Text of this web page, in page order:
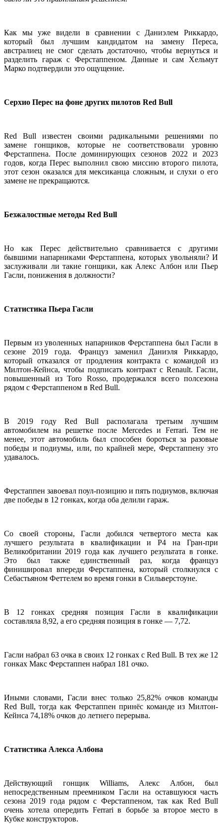
Как мы уже видели в сравнении с Даниэлем Риккардо,
который был лучшим кандидатом на замену Переса,
австралиец не смог сделать достаточно, чтобы вернуться и
разделить гараж с Ферстаппеном. Данные и сам Хельмут
Марко подтвердили это ощущение.
Серхио Перес на фоне других пилотов Red Bull
Red Bull известен своими радикальными решениями по
замене гонщиков, которые не соответствовали уровню
Ферстаппена. После доминирующих сезонов 2022 и 2023
годов, когда Перес выполнил свою миссию второго пилота,
этот сезон оказался для мексиканца сложным, и слухи о его
замене не прекращаются.
Безжалостные методы Red Bull
Но как Перес действительно сравнивается с другими
бывшими напарниками Ферстаппена, которых увольняли? И
заслуживали ли такие гонщики, как Алекс Албон или Пьер
Гасли, понижения в должности?
Статистика Пьера Гасли
Первым из уволенных напарников Ферстаппена был Гасли в
сезоне 2019 года. Француз заменил Даниэля Риккардо,
который отказался от продления контракта с командой из
Милтон-Кейнса, чтобы подписать контракт с Renault. Гасли,
повышенный из Toro Rosso, продержался всего полсезона
рядом с Ферстаппеном в Red Bull.
В 2019 году Red Bull располагала третьим лучшим
автомобилем на решетке после Mercedes и Ferrari. Тем не
менее, этот автомобиль был способен бороться за разовые
победы и подиумы, или, по крайней мере, Ферстаппену это
удавалось.
Ферстаппен завоевал поул-позицию и пять подиумов, включая
две победы в 12 гонках, когда оба делили гараж.
Со своей стороны, Гасли добился четвертого места как
лучшего результата в квалификации и P4 на Гран-при
Великобритании 2019 года как лучшего результата в гонке.
Это был также единственный раз, когда француз
финишировал впереди Ферстаппена, который столкнулся с
Себастьяном Феттелем во время гонки в Сильверстоуне.
В 12 гонках средняя позиция Гасли в квалификации
составляла 8,92, а его средняя позиция в гонке — 7,72.
Гасли набрал 63 очка в своих 12 гонках с Red Bull. В тех же 12
гонках Макс Ферстаппен набрал 181 очко.
Иными словами, Гасли внес только 25,82% очков команды
Red Bull, тогда как Ферстаппен принёс команде из Милтон-
Кейнса 74,18% очков до летнего перерыва.
Статистика Алекса Албона
Действующий гонщик Williams, Алекс Албон, был
непосредственным преемником Гасли на оставшуюся часть
сезона 2019 года рядом с Ферстаппеном, так как Red Bull
очень хотела опередить Ferrari в борьбе за второе место в
Кубке конструкторов.